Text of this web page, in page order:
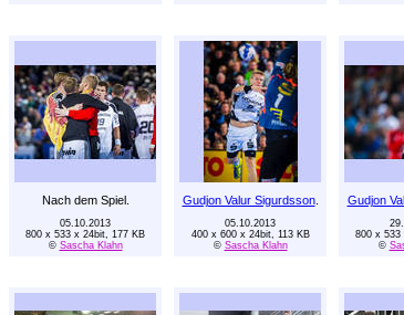
Nach dem Spiel. Gudjon Valur Sigurdsson. Gudjon
05.10.2013
800 x 533 x 24bit, 177 KB
© Sascha Klahn
05.10.2013
400 x 600 x 24bit, 113 KB
© Sascha Klahn
800 x 533
©